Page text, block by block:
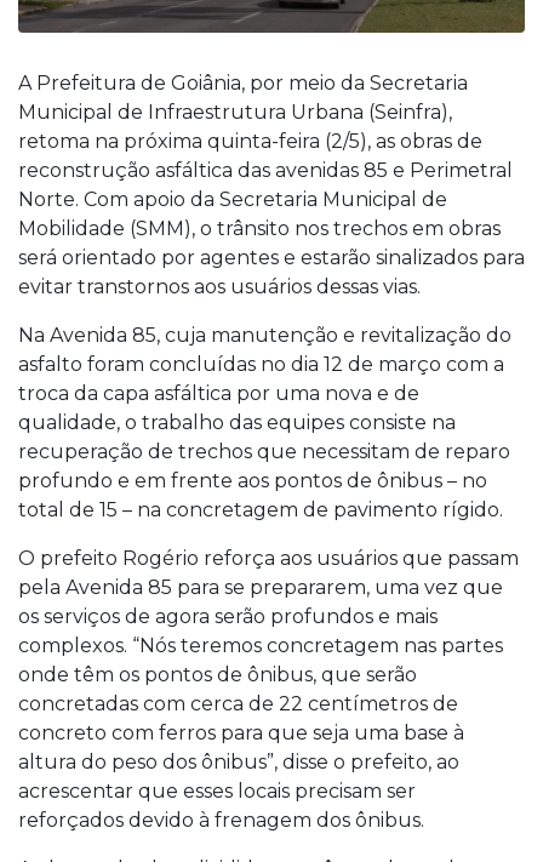
A Prefeitura de Goiânia, por meio da Secretaria
Municipal de Infraestrutura Urbana (Seinfra),
retoma na próxima quinta-feira (2/5), as obras de
reconstrução asfáltica das avenidas 85 e Perimetral
Norte. Com apoio da Secretaria Municipal de
Mobilidade (SMM), o trânsito nos trechos em obras
será orientado por agentes e estarão sinalizados para
evitar transtornos aos usuários dessas vias.
Na Avenida 85, cuja manutenção e revitalização do
asfalto foram concluídas no dia 12 de março com a
troca da capa asfáltica por uma nova e de
qualidade, o trabalho das equipes consiste na
recuperação de trechos que necessitam de reparo
profundo e em frente aos pontos de ônibus – no
total de 15 – na concretagem de pavimento rígido.
O prefeito Rogério reforça aos usuários que passam
pela Avenida 85 para se prepararem, uma vez que
os serviços de agora serão profundos e mais
complexos. “Nós teremos concretagem nas partes
onde têm os pontos de ônibus, que serão
concretadas com cerca de 22 centímetros de
concreto com ferros para que seja uma base à
altura do peso dos ônibus”, disse o prefeito, ao
acrescentar que esses locais precisam ser
reforçados devido à frenagem dos ônibus.